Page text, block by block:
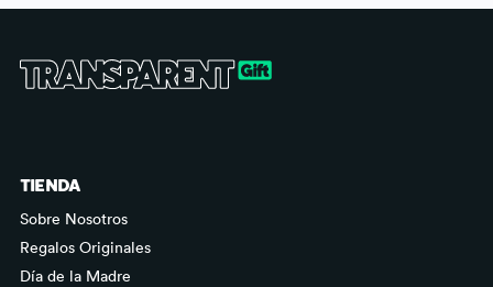
TIENDA
Sobre Nosotros
Regalos Originales
Día de la Madre